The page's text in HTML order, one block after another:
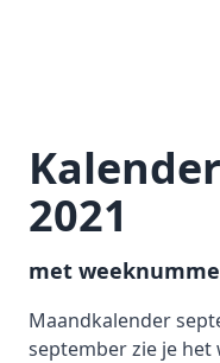
2021
met
Maandkalender
september zie je